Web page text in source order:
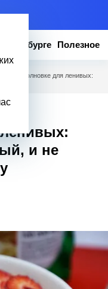
Полезное
микроволновке для ленивых:
в
и не